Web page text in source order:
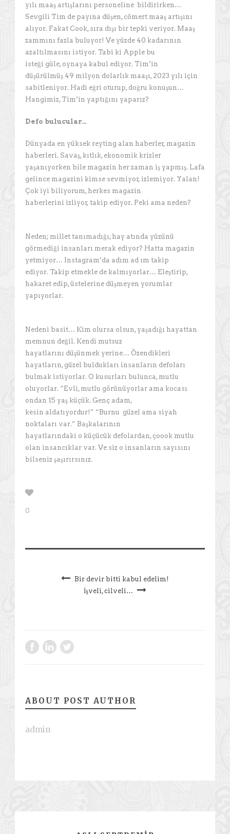
yılı maaş artışlarını personeline bildirirken…
Sevgili Tim de payına düşen, cömert maaş artışını
alıyor. Fakat Cook, sıra dışı bir tepki veriyor. Maaş
zammını fazla buluyor! Ve yüzde 40 kadarının
azaltılmasını istiyor. Tabi ki Apple bu
isteği güle, oynaya kabul ediyor. Tim’in
düşürülmüş 49 milyon dolarlık maaşı, 2023 yılı için
sabitleniyor. Hadi eğri oturup, doğru konuşun…
Hangimiz, Tim’in yaptığını yaparız?
Defo bulucular…
Dünyada en yüksek reyting alan haberler, magazin
haberleri. Savaş, kıtlık, ekonomik krizler
yaşanıyorken bile magazin her zaman iş yapmış. Lafa
gelince magazini kimse sevmiyor, izlemiyor. Yalan!
Çok iyi biliyorum, herkes magazin
haberlerini izliyor, takip ediyor. Peki ama neden?
Neden; millet tanımadığı, hay atında yüzünü
görmediği insanları merak ediyor? Hatta magazin
yetmiyor… Instagram’da adım ad ım takip
ediyor. Takip etmekle de kalmıyorlar… Eleştirip,
hakaret edip, üstelerine düşmeyen yorumlar
yapıyorlar.
Nedeni basit… Kim olursa olsun, yaşadığı hayattan
memnun değil. Kendi mutsuz
hayatlarını düşünmek yerine… Özendikleri
hayatların, güzel buldukları insanların defoları
bulmak istiyorlar. O kusurları bulunca, mutlu
oluyorlar. “Evli, mutlu görünüyorlar ama kocası
ondan 15 yaş küçük. Genç adam,
kesin aldatıyordur!” “Burnu güzel ama siyah
noktaları var.” Başkalarının
hayatlarındaki o küçücük defolardan, çoook mutlu
olan insancıklar var. Ve siz o insanların sayısını
bilseniz şaşırırsınız.
0
Bir devir bitti kabul edelim!
İşveli, cilveli…
ABOUT POST AUTHOR
admin